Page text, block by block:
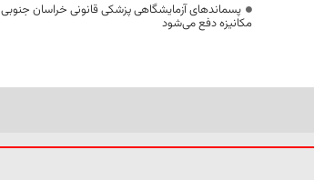
پسماندهای آزمایشگاهی پزشکی قانونی خراسان جنوبی
مکانیزه دفع می‌شود